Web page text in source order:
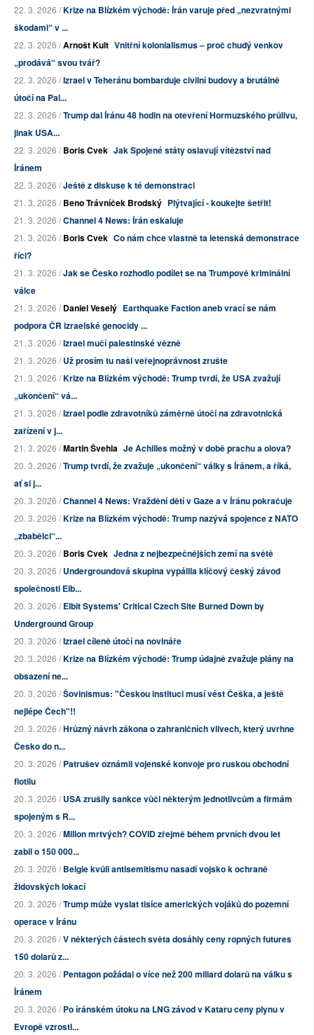
22. 3. 2026 /Krize na Blízkém východě: Írán varuje před „nezvratnými
škodami“ v ...
22. 3. 2026 /Arnošt Kult Vnitřní kolonialismus – proč chudý venkov
„prodává“ svou tvář?
22. 3. 2026 /Izrael v Teheránu bombarduje civilní budovy a brutálně
útočí na Pal...
22. 3. 2026 /Trump dal Íránu 48 hodin na otevření Hormuzského průlivu,
jinak USA...
22. 3. 2026 /Boris Cvek Jak Spojené státy oslavují vítězství nad
Íránem
22. 3. 2026 /Ještě z diskuse k té demonstraci
21. 3. 2026 /Beno Trávníček Brodský Plýtvající - koukejte šetřit!
21. 3. 2026 /Channel 4 News: Írán eskaluje
21. 3. 2026 /Boris Cvek Co nám chce vlastně ta letenská demonstrace
říci?
21. 3. 2026 /Jak se Česko rozhodlo podílet se na Trumpově kriminální
válce
21. 3. 2026 /Daniel Veselý Earthquake Faction aneb vrací se nám
podpora ČR izraelské genocidy ...
21. 3. 2026 /Izrael mučí palestinské vězně
21. 3. 2026 /Už prosím tu naši veřejnoprávnost zrušte
21. 3. 2026 /Krize na Blízkém východě: Trump tvrdí, že USA zvažují
„ukončení“ vá...
21. 3. 2026 /Izrael podle zdravotníků záměrně útočí na zdravotnická
zařízení v j...
21. 3. 2026 /Martin Švehla Je Achilles možný v době prachu a olova?
20. 3. 2026 /Trump tvrdí, že zvažuje „ukončení“ války s Íránem, a říká,
ať si j...
20. 3. 2026 /Channel 4 News: Vraždění dětí v Gaze a v Íránu pokračuje
20. 3. 2026 /Krize na Blízkém východě: Trump nazývá spojence z NATO
„zbabělci“...
20. 3. 2026 /Boris Cvek Jedna z nejbezpečnějších zemí na světě
20. 3. 2026 /Undergroundová skupina vypálila klíčový český závod
společnosti Elb...
20. 3. 2026 /Elbit Systems' Critical Czech Site Burned Down by
Underground Group
20. 3. 2026 /Izrael cíleně útočí na novináře
20. 3. 2026 /Krize na Blízkém východě: Trump údajně zvažuje plány na
obsazení ne...
20. 3. 2026 /Šovinismus: "Českou instituci musí vést Češka, a ještě
nejlépe Čech"!!
20. 3. 2026 /Hrůzný návrh zákona o zahraničních vlivech, který uvrhne
Česko do n...
20. 3. 2026 /Patrušev oznámil vojenské konvoje pro ruskou obchodní
flotilu
20. 3. 2026 /USA zrušily sankce vůči některým jednotlivcům a firmám
spojeným s R...
20. 3. 2026 /Milion mrtvých? COVID zřejmě během prvních dvou let
zabil o 150 000...
20. 3. 2026 /Belgie kvůli antisemitismu nasadí vojsko k ochraně
židovských lokací
20. 3. 2026 /Trump může vyslat tisíce amerických vojáků do pozemní
operace v Íránu
20. 3. 2026 /V některých částech světa dosáhly ceny ropných futures
150 dolarů z...
20. 3. 2026 /Pentagon požádal o více než 200 miliard dolarů na válku s
Íránem
20. 3. 2026 /Po íránském útoku na LNG závod v Kataru ceny plynu v
Evropě vzrostl...